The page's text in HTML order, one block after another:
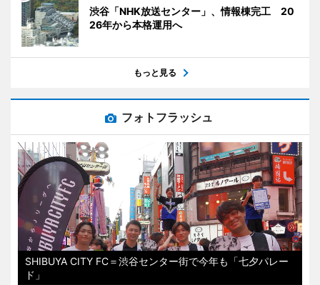
渋谷「NHK放送センター」、情報棟完工 20
26年から本格運用へ
もっと見る
フォトフラッシュ
SHIBUYA CITY FC＝渋谷センター街で今年も「七夕パレー
ド」